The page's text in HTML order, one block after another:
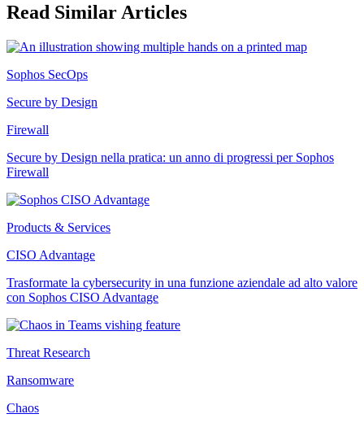
Read Similar Articles
Sophos SecOps
Secure by Design
Firewall
Secure by Design nella pratica: un anno di progressi per Sophos
Firewall
Products & Services
CISO Advantage
Trasformate la cybersecurity in una funzione aziendale ad alto valore
con Sophos CISO Advantage
Threat Research
Ransomware
Chaos